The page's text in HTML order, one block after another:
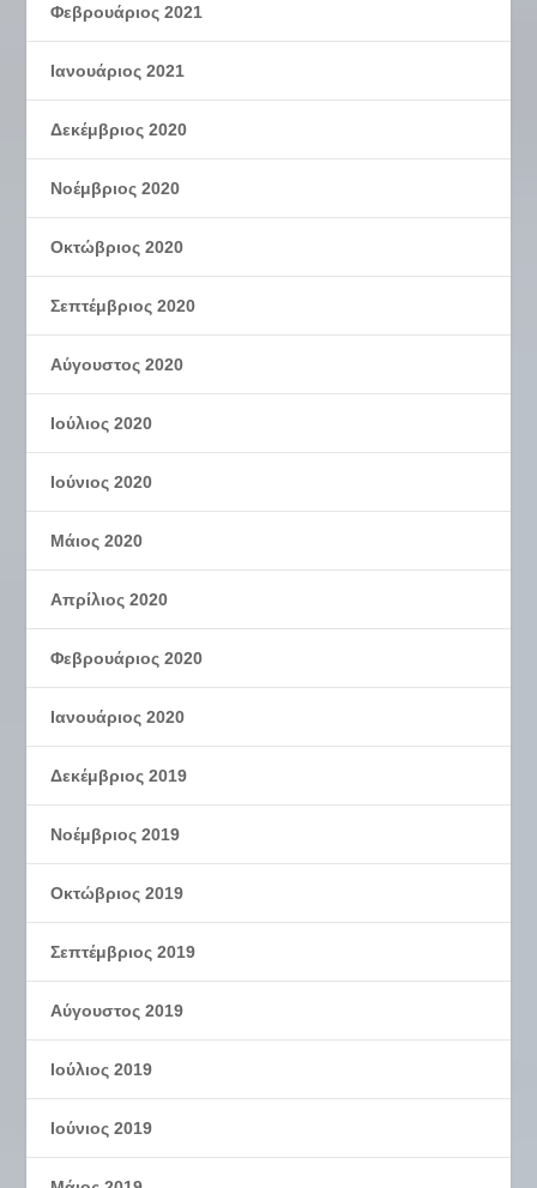
Φεβρουάριος 2021
Ιανουάριος 2021
Δεκέμβριος 2020
Νοέμβριος 2020
Οκτώβριος 2020
Σεπτέμβριος 2020
Αύγουστος 2020
Ιούλιος 2020
Ιούνιος 2020
Μάιος 2020
Απρίλιος 2020
Φεβρουάριος 2020
Ιανουάριος 2020
Δεκέμβριος 2019
Νοέμβριος 2019
Οκτώβριος 2019
Σεπτέμβριος 2019
Αύγουστος 2019
Ιούλιος 2019
Ιούνιος 2019